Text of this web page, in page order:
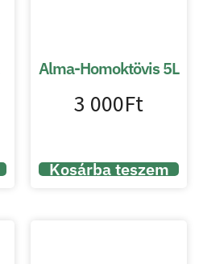
Alma-Homoktövis 5L
3 000Ft
Kosárba teszem